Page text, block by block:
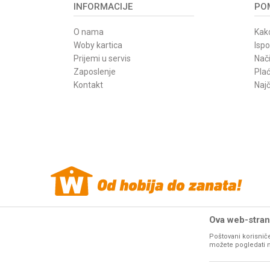
INFORMACIJE
O nama
Woby kartica
Prijemi u servis
Zaposlenje
Kontakt
mašina i alata na
resurse da Vam svi artikli na ovom sajtu
Ova web-
Poštovani
možete pogledati